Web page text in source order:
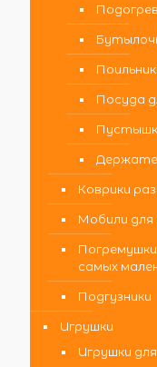
Посуда
Коврики
Мобили для
самых
Подгузники
Игрушки
Игрушки